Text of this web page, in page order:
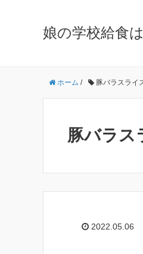
娘の学校給食
ホーム / 豚バラスライ
豚バラス
2022.05.06